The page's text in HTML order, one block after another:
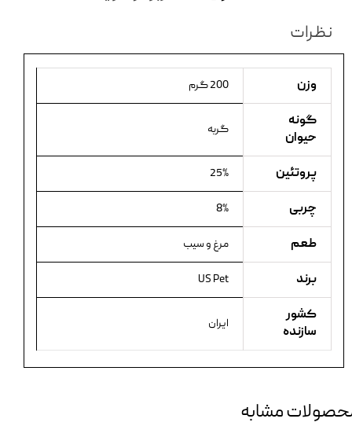
نظرات
وزن 200 گرم
گونه
حیوان
گربه
پروتئین 25%
چربی 8%
طعم مرغ و سیب
برند US Pet
کشور
سازنده
ایران
مشابه